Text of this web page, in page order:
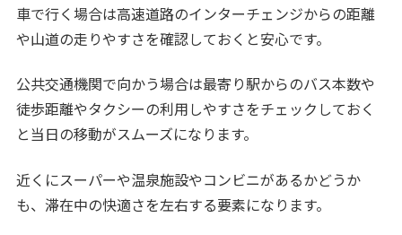
車で行く場合は高速道路のインターチェンジからの距離
や山道の走りやすさを確認しておくと安心です。
公共交通機関で向かう場合は最寄り駅からのバス本数や
徒歩距離やタクシーの利用しやすさをチェックしておく
と当日の移動がスムーズになります。
近くにスーパーや温泉施設やコンビニがあるかどうか
も、滞在中の快適さを左右する要素になります。